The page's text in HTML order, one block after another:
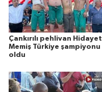
Çankırılı pehlivan Hidayet
Memiş Türkiye şampiyonu
oldu